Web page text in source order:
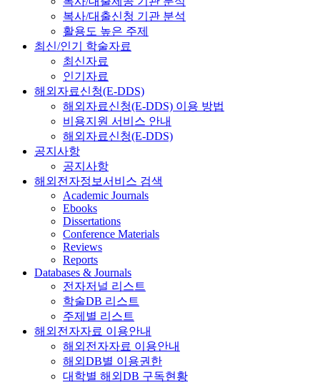
복사/대출신청 기관 분석
활용도 높은 주제
최신/인기 학술자료
최신자료
인기자료
해외자료신청(E-DDS)
해외자료신청(E-DDS) 이용 방법
비용지원 서비스 안내
해외자료신청(E-DDS)
공지사항
공지사항
해외전자정보서비스 검색
Academic Journals
Ebooks
Dissertations
Conference Materials
Reviews
Reports
Databases & Journals
전자저널 리스트
학술DB 리스트
주제별 리스트
해외전자자료 이용안내
해외전자자료 이용안내
해외DB별 이용권한
대학별 해외DB 구독현황